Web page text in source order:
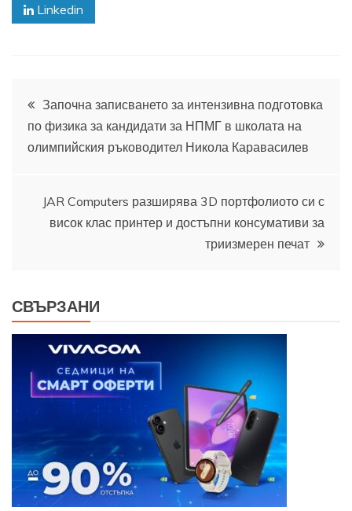
Linkedin
Навигация
Започна записването за интензивна подготовка
по физика за кандидати за НПМГ в школата на
олимпийския ръководител Никола Каравасилев
JAR Computers разширява 3D портфолиото си с
висок клас принтер и достъпни консумативи за
триизмерен печат
СВЪРЗАНИ